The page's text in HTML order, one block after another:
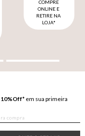
COMPRE
ONLINE E
RETIRE NA
LOJA*
10%Off* em sua primeira